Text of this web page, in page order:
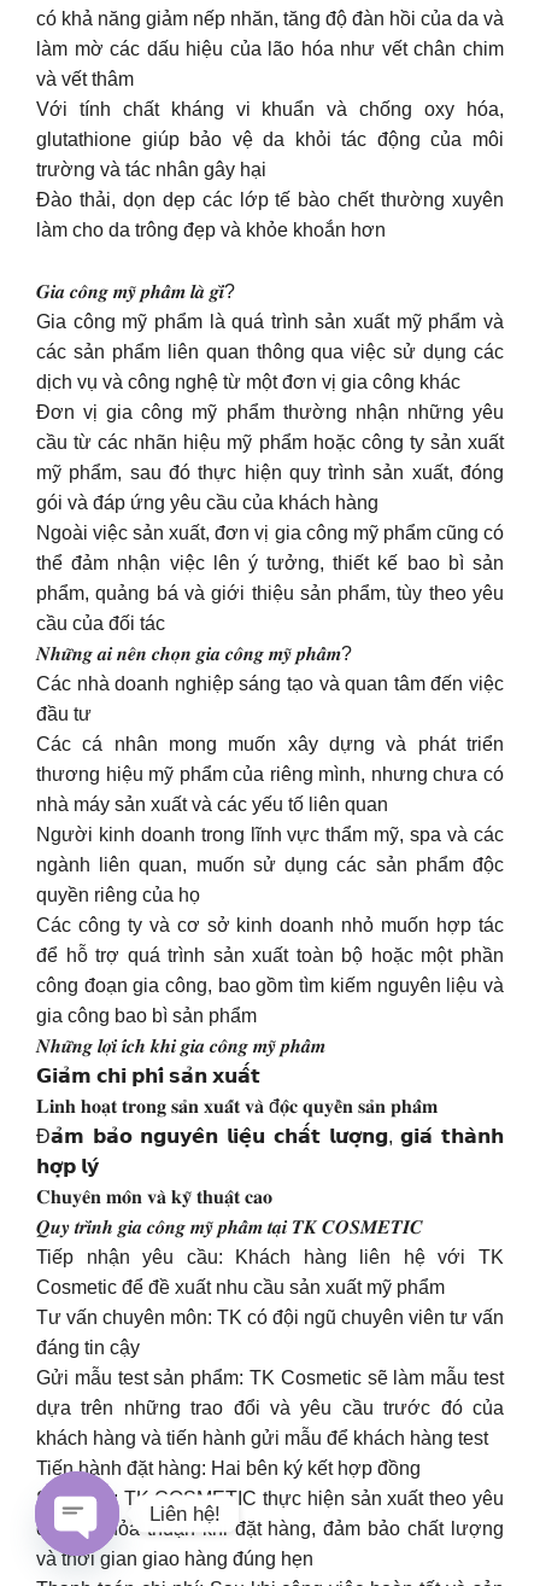
có khả năng giảm nếp nhăn, tăng độ đàn hồi của da và
làm mờ các dấu hiệu của lão hóa như vết chân chim
và vết thâm
Với tính chất kháng vi khuẩn và chống oxy hóa,
glutathione giúp bảo vệ da khỏi tác động của môi
trường và tác nhân gây hại
Đào thải, dọn dẹp các lớp tế bào chết thường xuyên
làm cho da trông đẹp và khỏe khoắn hơn
𝑮𝒊𝒂 𝒄𝒐̂𝒏𝒈 𝒎𝒚̃ 𝒑𝒉𝒂̂̉𝒎 𝒍𝒂̀ 𝒈𝒊̀?
Gia công mỹ phẩm là quá trình sản xuất mỹ phẩm và
các sản phẩm liên quan thông qua việc sử dụng các
dịch vụ và công nghệ từ một đơn vị gia công khác
Đơn vị gia công mỹ phẩm thường nhận những yêu
cầu từ các nhãn hiệu mỹ phẩm hoặc công ty sản xuất
mỹ phẩm, sau đó thực hiện quy trình sản xuất, đóng
gói và đáp ứng yêu cầu của khách hàng
Ngoài việc sản xuất, đơn vị gia công mỹ phẩm cũng có
thể đảm nhận việc lên ý tưởng, thiết kế bao bì sản
phẩm, quảng bá và giới thiệu sản phẩm, tùy theo yêu
cầu của đối tác
𝑵𝒉𝒖̛̃𝒏𝒈 𝒂𝒊 𝒏𝒆̂𝒏 𝒄𝒉𝒐̣𝒏 𝒈𝒊𝒂 𝒄𝒐̂𝒏𝒈 𝒎𝒚̃ 𝒑𝒉𝒂̂̉𝒎?
Các nhà doanh nghiệp sáng tạo và quan tâm đến việc
đầu tư
Các cá nhân mong muốn xây dựng và phát triển
thương hiệu mỹ phẩm của riêng mình, nhưng chưa có
nhà máy sản xuất và các yếu tố liên quan
Người kinh doanh trong lĩnh vực thẩm mỹ, spa và các
ngành liên quan, muốn sử dụng các sản phẩm độc
quyền riêng của họ
Các công ty và cơ sở kinh doanh nhỏ muốn hợp tác
để hỗ trợ quá trình sản xuất toàn bộ hoặc một phần
công đoạn gia công, bao gồm tìm kiếm nguyên liệu và
gia công bao bì sản phẩm
𝑵𝒉𝒖̛̃𝒏𝒈 𝒍𝒐̛̣𝒊 𝒊́𝒄𝒉 𝒌𝒉𝒊 𝒈𝒊𝒂 𝒄𝒐̂𝒏𝒈 𝒎𝒚̃ 𝒑𝒉𝒂̂̉𝒎
𝗚𝗶𝗮̉𝗺 𝗰𝗵𝗶 𝗽𝗵𝗶́ 𝘀𝗮̉𝗻 𝘅𝘂𝗮̂́𝘁
𝐋𝐢𝐧𝐡 𝐡𝐨𝐚̣𝐭 𝐭𝐫𝐨𝐧𝐠 𝐬𝐚̉𝐧 𝐱𝐮𝐚̂́𝐭 𝐯𝐚̀ đ𝐨̣̂𝐜 𝐪𝐮𝐲𝐞̂̀𝐧 𝐬𝐚̉𝐧 𝐩𝐡𝐚̂̉𝐦
Đ𝗮̉𝗺 𝗯𝗮̉𝗼 𝗻𝗴𝘂𝘆𝗲̂𝗻 𝗹𝗶𝗲̣̂𝘂 𝗰𝗵𝗮̂́𝘁 𝗹𝘂̛𝗼̛̣𝗻𝗴, 𝗴𝗶𝗮́ 𝘁𝗵𝗮̀𝗻𝗵
𝗵𝗼̛̣𝗽 𝗹𝘆́
𝐂𝐡𝐮𝐲𝐞̂𝐧 𝐦𝐨̂𝐧 𝐯𝐚̀ 𝐤𝐲̃ 𝐭𝐡𝐮𝐚̣̂𝐭 𝐜𝐚𝐨
𝑸𝒖𝒚 𝒕𝒓𝒊̀𝒏𝒉 𝒈𝒊𝒂 𝒄𝒐̂𝒏𝒈 𝒎𝒚̃ 𝒑𝒉𝒂̂̉𝒎 𝒕𝒂̣𝒊 𝑻𝑲 𝑪𝑶𝑺𝑴𝑬𝑻𝑰𝑪
Tiếp nhận yêu cầu: Khách hàng liên hệ với TK
Cosmetic để đề xuất nhu cầu sản xuất mỹ phẩm
Tư vấn chuyên môn: TK có đội ngũ chuyên viên tư vấn
đáng tin cậy
Gửi mẫu test sản phẩm: TK Cosmetic sẽ làm mẫu test
dựa trên những trao đổi và yêu cầu trước đó của
khách hàng và tiến hành gửi mẫu để khách hàng test
Tiến hành đặt hàng: Hai bên ký kết hợp đồng
Sản xuất: TK COSMETIC thực hiện sản xuất theo yêu
cầu và thỏa thuận khi đặt hàng, đảm bảo chất lượng
và thời gian giao hàng đúng hẹn
Liên hệ!
Open